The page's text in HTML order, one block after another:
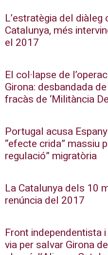
L’estratègia del
Catalunya, més
el 2017
El col·lapse de
Girona: desbandada
fracàs de ‘Militància
Portugal acusa
“efecte crida” massiu
regulació” migratòria
La Catalunya dels 10
renúncia del 2017
Front independentista
via per salvar Girona